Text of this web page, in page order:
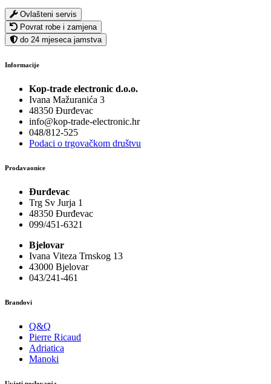
Ovlašteni servis
Povrat robe i zamjena
do 24 mjeseca jamstva
Informacije
Kop-trade electronic d.o.o.
Ivana Mažuranića 3
48350 Đurđevac
info@kop-trade-electronic.hr
048/812-525
Podaci o trgovačkom društvu
Prodavaonice
Đurđevac
Trg Sv Jurja 1
48350 Đurđevac
099/451-6321
Bjelovar
Ivana Viteza Trnskog 13
43000 Bjelovar
043/241-461
Brandovi
Q&Q
Pierre Ricaud
Adriatica
Manoki